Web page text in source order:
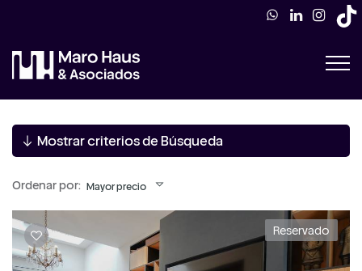
Mostrar criterios de Búsqueda
Ordenar por: Mayor precio
Reservado